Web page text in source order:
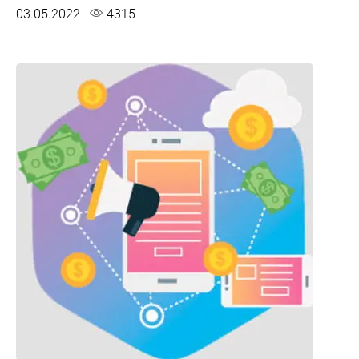
03.05.2022 4315